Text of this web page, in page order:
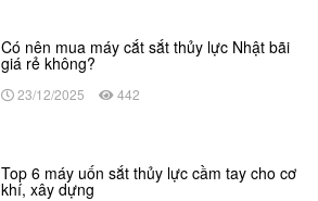
Có nên mua máy cắt sắt thủy lực Nhật bãi
giá rẻ không?
23/12/2025 442
Top 6 máy uốn sắt thủy lực cầm tay cho cơ
khí, xây dựng